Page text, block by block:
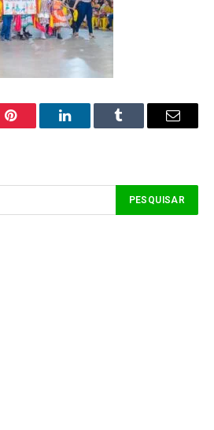
Pinterest LinkedInTumblr Email